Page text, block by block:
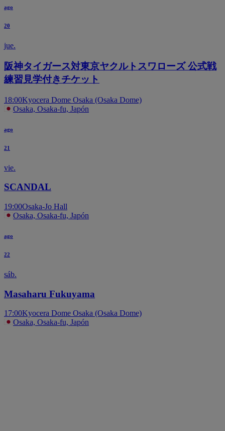
ago
20
jue.
阪神タイガース対東京ヤクルトスワローズ 公式戦
練習見学付きチケット
18:00Kyocera Dome Osaka (Osaka Dome)
Osaka, Osaka-fu, Japón
ago
21
vie.
SCANDAL
19:00Osaka-Jo Hall
Osaka, Osaka-fu, Japón
ago
22
sáb.
Masaharu Fukuyama
17:00Kyocera Dome Osaka (Osaka Dome)
Osaka, Osaka-fu, Japón